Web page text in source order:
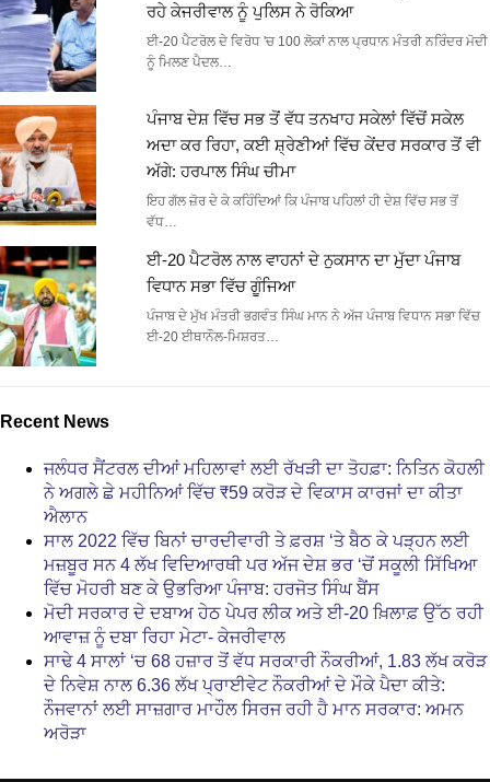
ਰਹੇ ਕੇਜਰੀਵਾਲ ਨੂੰ ਪੁਲਿਸ ਨੇ ਰੋਕਿਆ
ਈ-20 ਪੈਟਰੋਲ ਦੇ ਵਿਰੋਧ 'ਚ 100 ਲੋਕਾਂ ਨਾਲ ਪ੍ਰਧਾਨ ਮੰਤਰੀ ਨਰਿੰਦਰ ਮੋਦੀ
ਨੂੰ ਮਿਲਣ ਪੈਦਲ…
ਪੰਜਾਬ ਦੇਸ਼ ਵਿੱਚ ਸਭ ਤੋਂ ਵੱਧ ਤਨਖਾਹ ਸਕੇਲਾਂ ਵਿੱਚੋਂ ਸਕੇਲ
ਅਦਾ ਕਰ ਰਿਹਾ, ਕਈ ਸ਼੍ਰੇਣੀਆਂ ਵਿੱਚ ਕੇਂਦਰ ਸਰਕਾਰ ਤੋਂ ਵੀ
ਅੱਗੇ: ਹਰਪਾਲ ਸਿੰਘ ਚੀਮਾ
ਇਹ ਗੱਲ ਜ਼ੋਰ ਦੇ ਕੇ ਕਹਿੰਦਿਆਂ ਕਿ ਪੰਜਾਬ ਪਹਿਲਾਂ ਹੀ ਦੇਸ਼ ਵਿੱਚ ਸਭ ਤੋਂ
ਵੱਧ…
ਈ-20 ਪੈਟਰੋਲ ਨਾਲ ਵਾਹਨਾਂ ਦੇ ਨੁਕਸਾਨ ਦਾ ਮੁੱਦਾ ਪੰਜਾਬ
ਵਿਧਾਨ ਸਭਾ ਵਿੱਚ ਗੂੰਜਿਆ
ਪੰਜਾਬ ਦੇ ਮੁੱਖ ਮੰਤਰੀ ਭਗਵੰਤ ਸਿੰਘ ਮਾਨ ਨੇ ਅੱਜ ਪੰਜਾਬ ਵਿਧਾਨ ਸਭਾ ਵਿੱਚ
ਈ-20 ਈਥਾਨੌਲ-ਮਿਸ਼ਰਤ…
Recent News
ਜਲੰਧਰ ਸੈਂਟਰਲ ਦੀਆਂ ਮਹਿਲਾਵਾਂ ਲਈ ਰੱਖੜੀ ਦਾ ਤੋਹਫ਼ਾ: ਨਿਤਿਨ ਕੋਹਲੀ
ਨੇ ਅਗਲੇ ਛੇ ਮਹੀਨਿਆਂ ਵਿੱਚ ₹59 ਕਰੋੜ ਦੇ ਵਿਕਾਸ ਕਾਰਜਾਂ ਦਾ ਕੀਤਾ
ਐਲਾਨ
ਸਾਲ 2022 ਵਿੱਚ ਬਿਨਾਂ ਚਾਰਦੀਵਾਰੀ ਤੇ ਫ਼ਰਸ਼ ‘ਤੇ ਬੈਠ ਕੇ ਪੜ੍ਹਨ ਲਈ
ਮਜ਼ਬੂਰ ਸਨ 4 ਲੱਖ ਵਿਦਿਆਰਥੀ ਪਰ ਅੱਜ ਦੇਸ਼ ਭਰ ‘ਚੋਂ ਸਕੂਲੀ ਸਿੱਖਿਆ
ਵਿੱਚ ਮੋਹਰੀ ਬਣ ਕੇ ਉਭਰਿਆ ਪੰਜਾਬ: ਹਰਜੋਤ ਸਿੰਘ ਬੈਂਸ
ਮੋਦੀ ਸਰਕਾਰ ਦੇ ਦਬਾਅ ਹੇਠ ਪੇਪਰ ਲੀਕ ਅਤੇ ਈ-20 ਖ਼ਿਲਾਫ਼ ਉੱਠ ਰਹੀ
ਆਵਾਜ਼ ਨੂੰ ਦਬਾ ਰਿਹਾ ਮੇਟਾ- ਕੇਜਰੀਵਾਲ
ਸਾਢੇ 4 ਸਾਲਾਂ ‘ਚ 68 ਹਜ਼ਾਰ ਤੋਂ ਵੱਧ ਸਰਕਾਰੀ ਨੌਕਰੀਆਂ, 1.83 ਲੱਖ ਕਰੋੜ
ਦੇ ਨਿਵੇਸ਼ ਨਾਲ 6.36 ਲੱਖ ਪ੍ਰਾਈਵੇਟ ਨੌਕਰੀਆਂ ਦੇ ਮੌਕੇ ਪੈਦਾ ਕੀਤੇ:
ਨੌਜਵਾਨਾਂ ਲਈ ਸਾਜ਼ਗਾਰ ਮਾਹੌਲ ਸਿਰਜ ਰਹੀ ਹੈ ਮਾਨ ਸਰਕਾਰ: ਅਮਨ
ਅਰੋੜਾ